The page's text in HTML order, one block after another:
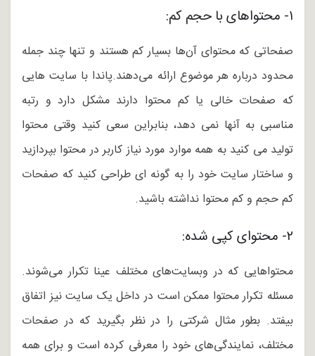
۱- محتواهای با حجم کم:
صفحاتی که محتوای آن‌ها بسیار کم هستند و تنها چند جمله
محدود درباره هر موضوع ارائه می‌دهند.پاندا با سایت هایی
که صفحات خالی یا کم محتوا دارند مشکل دارد و رتبه
مناسبی به آنها نمی دهد، بنابراین سعی کنید وقتی محتوا
تولید می کنید به همه موارد مورد نیاز کاربر در محتوا بپردازید
و ساختار سایت خود را به گونه ای طراحی کنید که صفحات
کم حجم و کم محتوا نداشته باشید.
۲- محتوای کپی شده:
محتواهایی که در وبسایت‌های مختلف عینا تکرار می‌شوند.
مسئله تکرار محتوا ممکن است در داخل یک سایت نیز اتفاق
بیفتد. بطور مثال شرکتی را در نظر بگیرید که در صفحات
مختلف، نمایندگی‌های خود را معرفی کرده‌ است و برای همه